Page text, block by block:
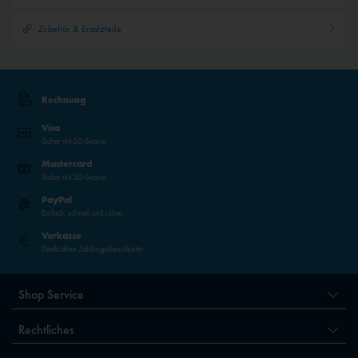
Zubehör & Ersatzteile
Rechnung
Visa
Sicher mit 3D-Secure
Mastercard
Sicher mit 3D-Secure
PayPal
Einfach, schnell und sicher
Vorkasse
Direkt ohne Zahlungsdienstleister
Shop Service
Rechtliches